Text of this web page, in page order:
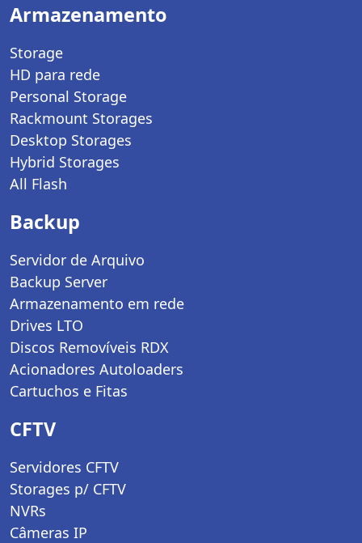
Armazenamento
Storage
HD para rede
Personal Storage
Rackmount Storages
Desktop Storages
Hybrid Storages
All Flash
Backup
Servidor de Arquivo
Backup Server
Armazenamento em rede
Drives LTO
Discos Removíveis RDX
Acionadores Autoloaders
Cartuchos e Fitas
CFTV
Servidores CFTV
Storages p/ CFTV
NVRs
Câmeras IP